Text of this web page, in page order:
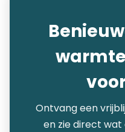
Ontvang een
en zie direct wat